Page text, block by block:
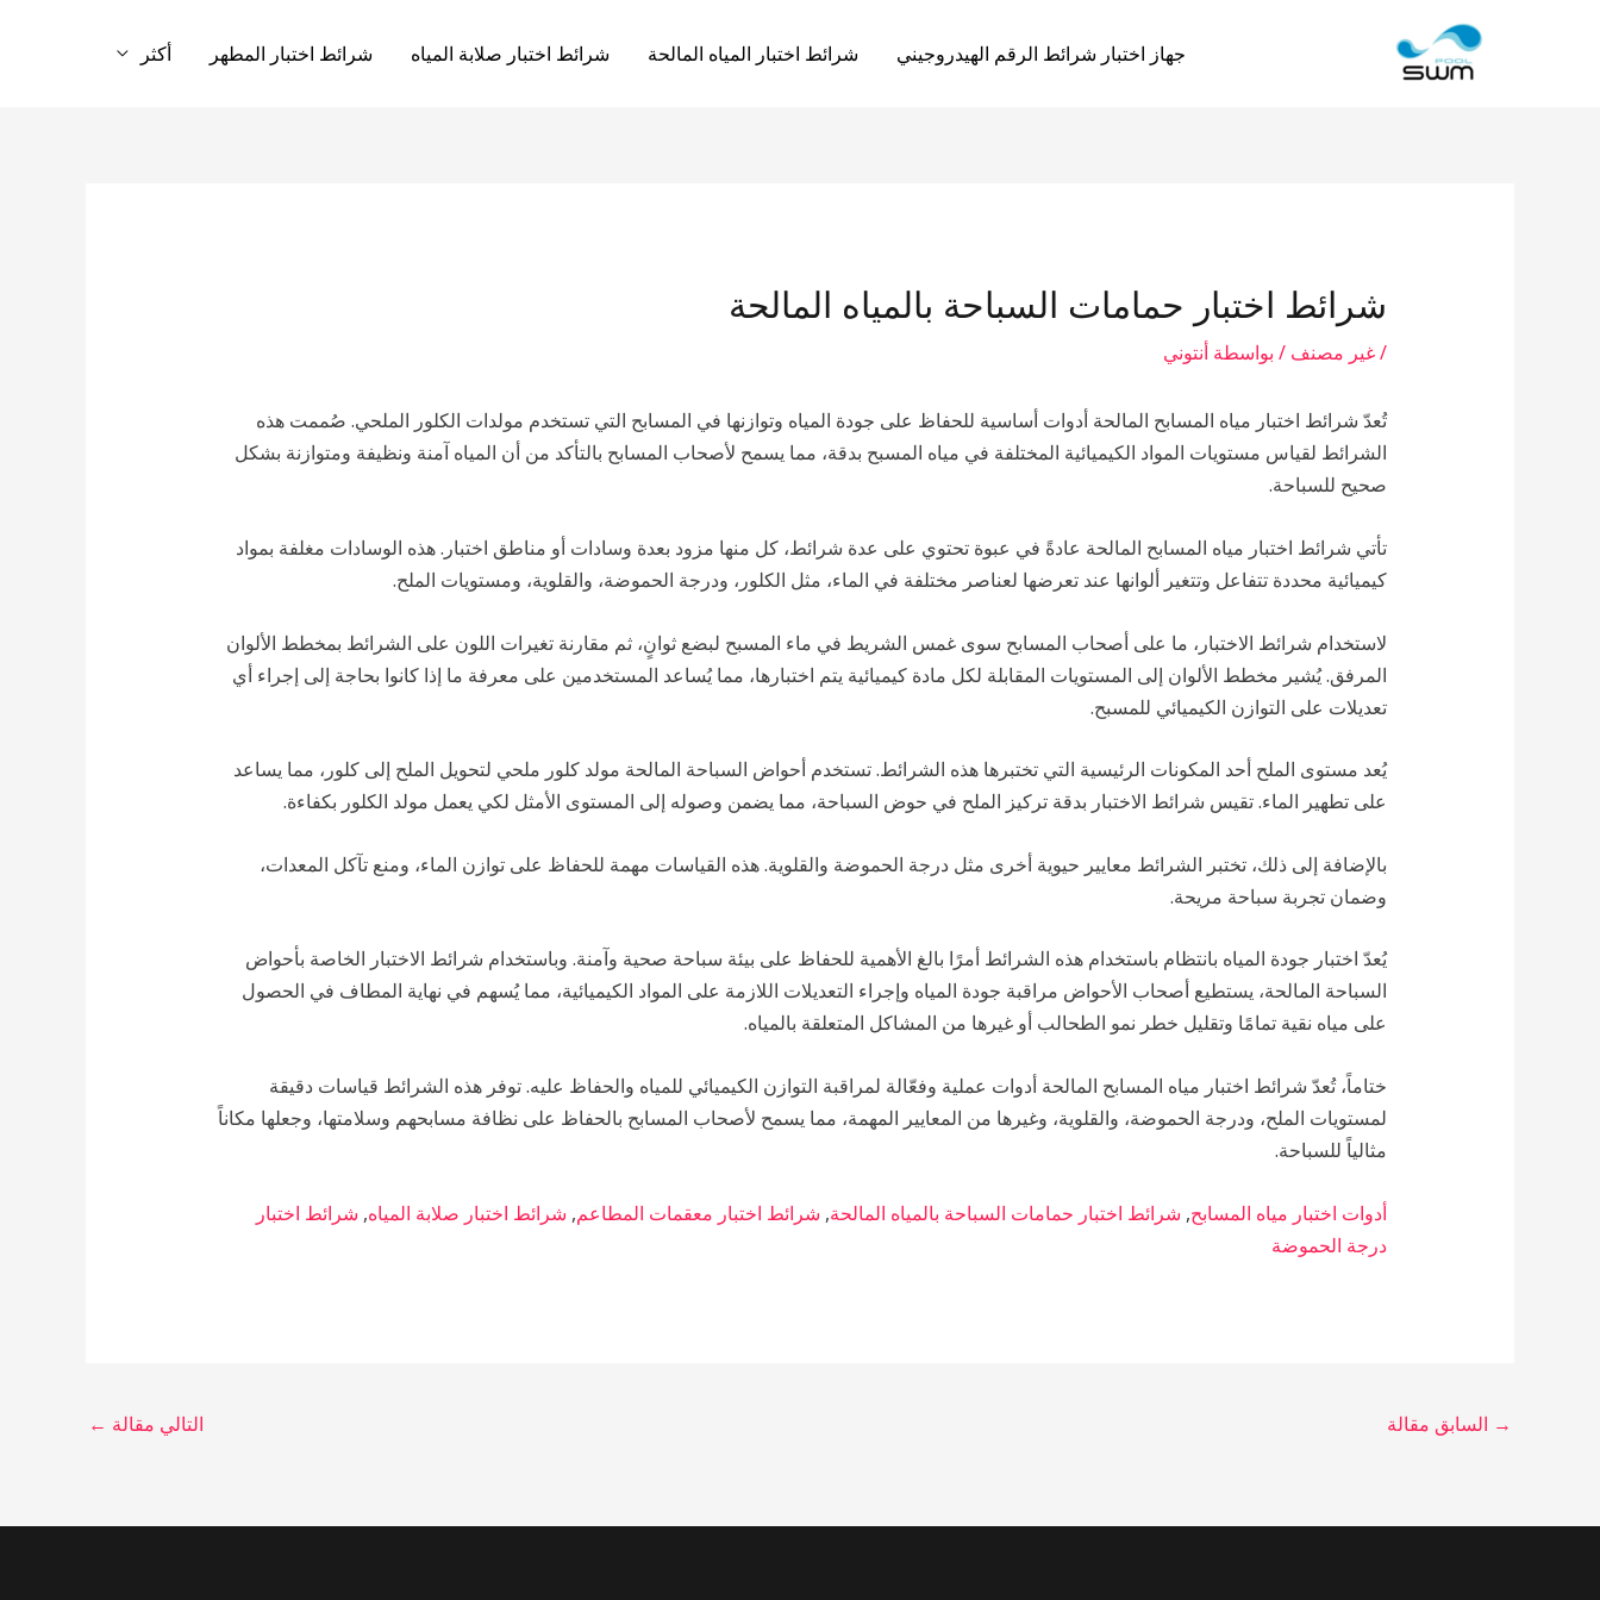
جهاز اختبار شرائط الرقم الهيدروجيني شرائط اختبار المياه المالحة شرائط اختبار صلابة المياه شرائط اختبار المطهر أكثر
شرائط اختبار حمامات السباحة بالمياه المالحة
/غير مصنف / بواسطة أنتوني
تُعدّ شرائط اختبار مياه المسابح المالحة أدوات أساسية للحفاظ على جودة المياه وتوازنها في المسابح التي تستخدم مولدات الكلور الملحي. صُممت هذه
الشرائط لقياس مستويات المواد الكيميائية المختلفة في مياه المسبح بدقة، مما يسمح لأصحاب المسابح بالتأكد من أن المياه آمنة ونظيفة ومتوازنة بشكل
صحيح للسباحة.
تأتي شرائط اختبار مياه المسابح المالحة عادةً في عبوة تحتوي على عدة شرائط، كل منها مزود بعدة وسادات أو مناطق اختبار. هذه الوسادات مغلفة بمواد
كيميائية محددة تتفاعل وتتغير ألوانها عند تعرضها لعناصر مختلفة في الماء، مثل الكلور، ودرجة الحموضة، والقلوية، ومستويات الملح.
لاستخدام شرائط الاختبار، ما على أصحاب المسابح سوى غمس الشريط في ماء المسبح لبضع ثوانٍ، ثم مقارنة تغيرات اللون على الشرائط بمخطط الألوان
المرفق. يُشير مخطط الألوان إلى المستويات المقابلة لكل مادة كيميائية يتم اختبارها، مما يُساعد المستخدمين على معرفة ما إذا كانوا بحاجة إلى إجراء أي
تعديلات على التوازن الكيميائي للمسبح.
يُعد مستوى الملح أحد المكونات الرئيسية التي تختبرها هذه الشرائط. تستخدم أحواض السباحة المالحة مولد كلور ملحي لتحويل الملح إلى كلور، مما يساعد
على تطهير الماء. تقيس شرائط الاختبار بدقة تركيز الملح في حوض السباحة، مما يضمن وصوله إلى المستوى الأمثل لكي يعمل مولد الكلور بكفاءة.
بالإضافة إلى ذلك، تختبر الشرائط معايير حيوية أخرى مثل درجة الحموضة والقلوية. هذه القياسات مهمة للحفاظ على توازن الماء، ومنع تآكل المعدات،
وضمان تجربة سباحة مريحة.
يُعدّ اختبار جودة المياه بانتظام باستخدام هذه الشرائط أمرًا بالغ الأهمية للحفاظ على بيئة سباحة صحية وآمنة. وباستخدام شرائط الاختبار الخاصة بأحواض
السباحة المالحة، يستطيع أصحاب الأحواض مراقبة جودة المياه وإجراء التعديلات اللازمة على المواد الكيميائية، مما يُسهم في نهاية المطاف في الحصول
على مياه نقية تمامًا وتقليل خطر نمو الطحالب أو غيرها من المشاكل المتعلقة بالمياه.
ختاماً، تُعدّ شرائط اختبار مياه المسابح المالحة أدوات عملية وفعّالة لمراقبة التوازن الكيميائي للمياه والحفاظ عليه. توفر هذه الشرائط قياسات دقيقة
لمستويات الملح، ودرجة الحموضة، والقلوية، وغيرها من المعايير المهمة، مما يسمح لأصحاب المسابح بالحفاظ على نظافة مسابحهم وسلامتها، وجعلها مكاناً
مثالياً للسباحة.
أدوات اختبار مياه المسابح, شرائط اختبار حمامات السباحة بالمياه المالحة, شرائط اختبار معقمات المطاعم, شرائط اختبار صلابة المياه, شرائط اختبار
درجة الحموضة
→ السابق مقالة التالي مقالة ←